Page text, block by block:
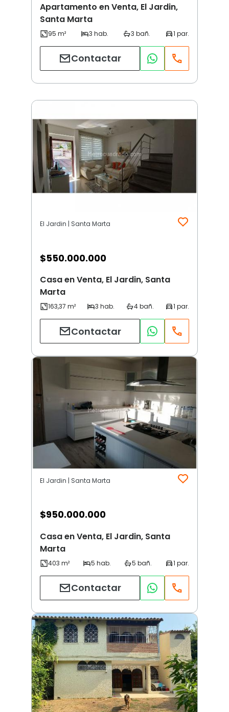
Apartamento en Venta, El Jardin,
Santa Marta
Contactar
El Jardin | Santa Marta
$550.000.000
Casa en Venta, El Jardin, Santa
Marta
Contactar
El Jardin | Santa Marta
$950.000.000
Casa en Venta, El Jardin, Santa
Marta
Contactar